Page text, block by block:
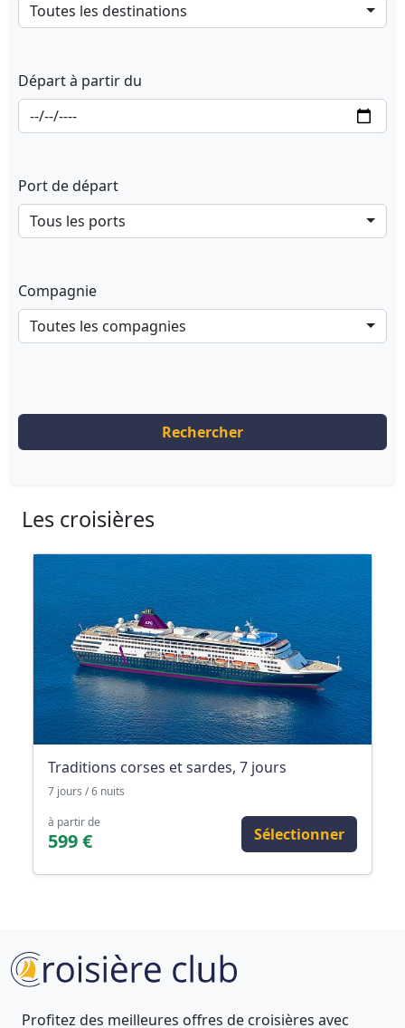
Toutes les destinations
Départ à partir du
Port de départ
Tous les ports
Compagnie
Toutes les compagnies
Rechercher
Les croisières
Traditions corses et sardes, 7 jours
7 jours / 6 nuits
à partir de
599 € Sélectionner
Profitez des meilleures offres de croisières avec